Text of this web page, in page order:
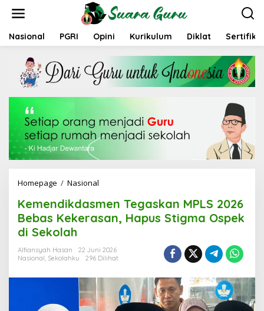
t
Nasional PGRI Opini Kurikulum Diklat
Homepage / Nasional
m
e
n
i
k
a
m
Kemendikdasmen Tegaskan MPLS 2026
Bebas Kekerasan, Hapus Stigma Ospek
di Sekolah
Alfiansyah Hasan
22 Juni 2026
Nasional, Sekolahku 296 Dilihat